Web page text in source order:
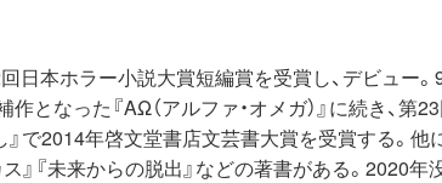
日本ホラー小説大賞短編賞を受賞し、デビュー
なった『AΩ（アルファ・オメガ）』に続き、第
で2014年啓文堂書店文芸書大賞を受賞する。他
』『未来からの脱出』などの著書がある。2020